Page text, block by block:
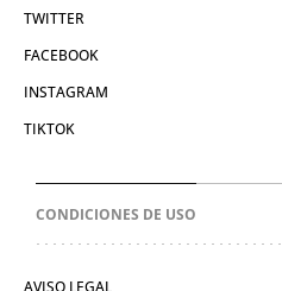
TWITTER
FACEBOOK
INSTAGRAM
TIKTOK
CONDICIONES DE USO
AVISO LEGAL